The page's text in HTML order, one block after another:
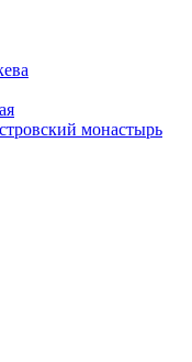
монастырь